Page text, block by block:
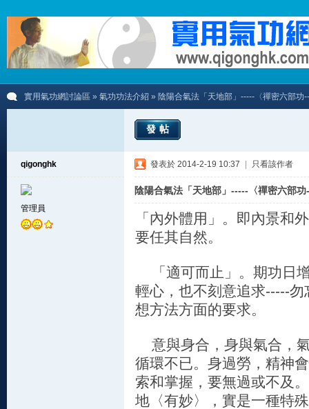
實用氣功網討論區 » 氣功功法介紹 » 陰陽合氣法「天地部」-----〈禪密六部功
發帖
qigonghk
管理員
發表於 2014-2-19 10:37 只看該作者
陰陽合氣法「天地部」-----〈禪密六部
「內外體用」。即內景和
要任其自然。
「適可而止」。期功日
輕心，也不刻意追求-----
想方法方面的要求。
意與身合，身與氣合，
循環不已。身過勞，精神
索和掌握，要無過或不及
地〈有妙〉，實是一種特